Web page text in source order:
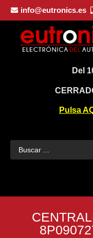
info@eutronics.es
Del
Pulsa